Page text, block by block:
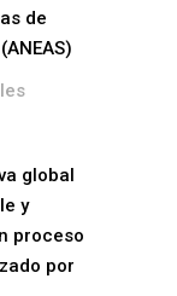
de
global
y
proceso
por